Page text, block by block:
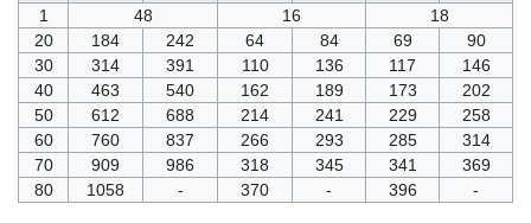
1
48 16
18
20
184 242 64 84 69
90
30
314 391 110 136 117
146
40
463 540 162 189 173
202
50
612 688 214 241 229
258
60
760 837 266 293 285
314
70
909 986 318 345 341
369
80
1058 - 370 - 396 -